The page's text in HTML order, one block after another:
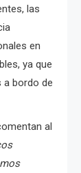
las
en
ya que
bordo de
al